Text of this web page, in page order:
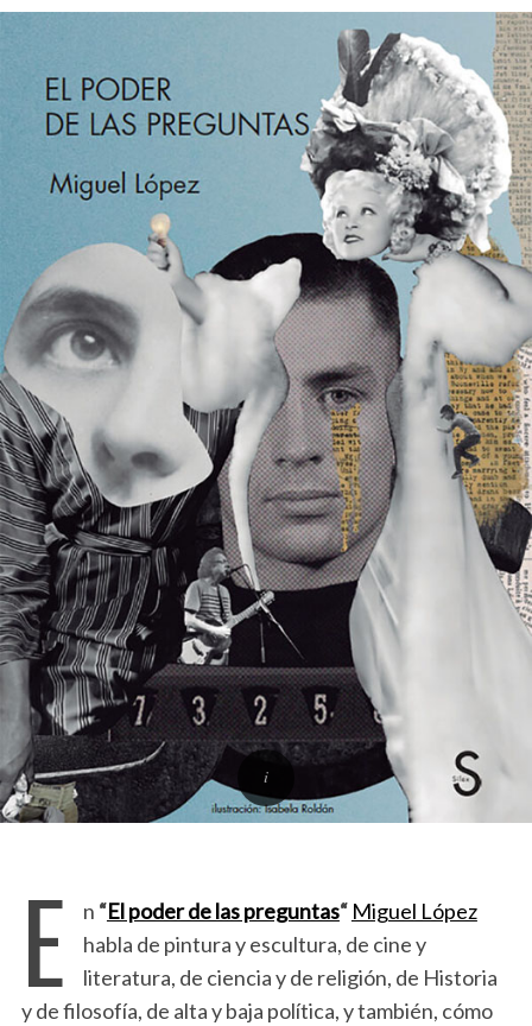
E n “El poder de las preguntas“ Miguel López
habla de pintura y escultura, de cine y
literatura, de ciencia y de religión, de Historia
y de filosofía, de alta y baja política, y también, cómo